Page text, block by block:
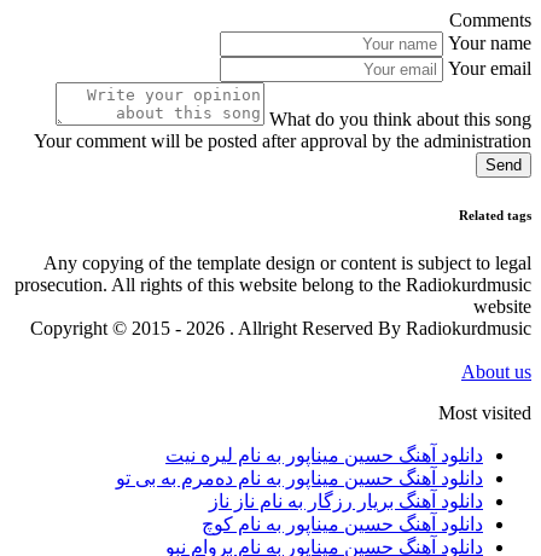
Comments
Your name
Your email
What do you think about this song
Your comment will be posted after approval by the administration
Send
Related tags
Any copying of the template design or content is subject to legal
prosecution. All rights of this website belong to the Radiokurdmusic
website
Copyright © 2015 - 2026 . Allright Reserved By Radiokurdmusic
About us
Most visited
دانلود آهنگ حسین میناپور به نام لیره نیت
دانلود آهنگ حسین میناپور به نام دەمرم بە بی تو
دانلود آهنگ بریار رزگار به نام ناز ناز
دانلود آهنگ حسین میناپور به نام کوچ
دانلود آهنگ حسین میناپور به نام بروام نبو